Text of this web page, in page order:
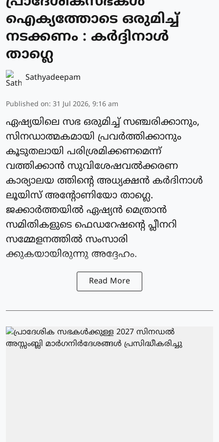
ഐക്യത്തോടെ ഒരുമിച്ച്
നടക്കണം : കര്‍ദ്ദിനാള്‍
താഗ്ലെ
Sathyadeepam
Published on: 31 Jul 2026, 9:16 am
ഏഷ്യയിലെ സഭ ഒരുമിച്ച് സഞ്ചരിക്കാനും,
സിനഡാത്മകമായി പ്രവര്‍ത്തിക്കാനും
കൂടുതലായി പരിശ്രമിക്കണമെന്ന്
വത്തിക്കാന്‍ സുവിശേഷവൽക്കരണ
കാര്യാലയ ത്തിന്റെ അധ്യക്ഷന്‍ കർദിനാള്‍
ലൂയിസ് അന്റോണിയോ താഗ്ലെ.
ജക്കാര്‍ത്തയില്‍ ഏഷ്യന്‍ മെത്രാൻ
സമിതികളുടെ ഫെഡറേഷന്റെ പ്ലീനറി
സമ്മേളനത്തില്‍ സംസാരി
ക്കുകയായിരുന്നു അദ്ദേഹം.
Read More